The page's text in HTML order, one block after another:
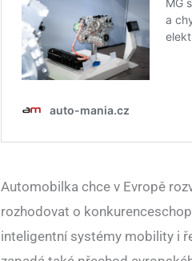
Automobilka chce v Evropě
rozhodovat o
inteligentní systémy mobility i